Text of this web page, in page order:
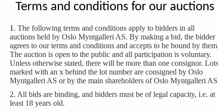
Terms and conditions for our auctions
1 . The following terms and conditions apply to bidders in all
auctions held by Oslo Myntgalleri AS. By making a bid, the bidder
agrees to our terms and conditions and accepts to be bound by
The auction is open to the public and all participation is voluntary.
Unless otherwise stated, there will be more than one consignor. Lots
marked with an x behind the lot number are consigned by Oslo
Myntgalleri AS or by the main shareholders of Oslo Myntgalleri
2. All bids are binding, and bidders must be of legal capacity, i.e. at
least 18 years old.